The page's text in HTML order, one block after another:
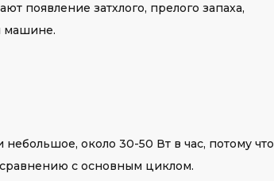
появление затхлого, прелого запаха,
машине.
около 30-50 Вт в час, потому что
сравнению с основным циклом.